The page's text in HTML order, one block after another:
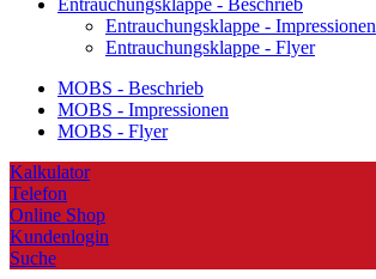
Entrauchungsklappe - Impressionen
Entrauchungsklappe - Flyer
MOBS - Beschrieb
MOBS - Impressionen
MOBS - Flyer
Kalkulator
Telefon
Online Shop
Kundenlogin
Suche